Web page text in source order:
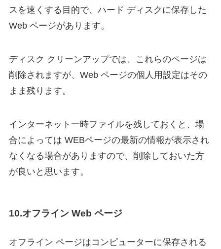
スを速くする目的で、ハード ディスクに保存した
Web ページがあります。
ディスク クリーンアップでは、これらのページは
削除されますが、Web ページの個人用設定はその
まま残ります。
インターネット一時ファイルを残しておくと、場
合によっては WEBページの最新の情報が表示され
なくなる場合がありますので、削除しておいた方
が良いと思います。
10.オフライン Web ページ
オフライン ページはコンピューターに保存される